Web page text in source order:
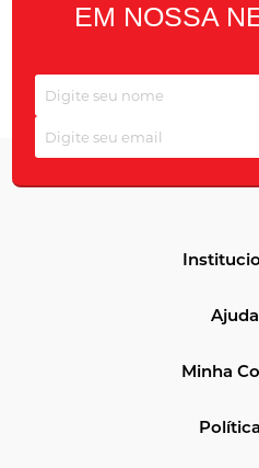
EM NOSSA
Ajuda
Minha